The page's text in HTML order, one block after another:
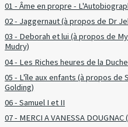
01 - Âme en propre -
02 - Jaggernaut (à propos de Dr
03 - Deborah et lui (à propos de
Mudry)
04 - Les Riches heures de la
05 - L'île aux enfants (à propos de
Golding)
06 - Samuel I et II
07 - MERCI A VANESSA